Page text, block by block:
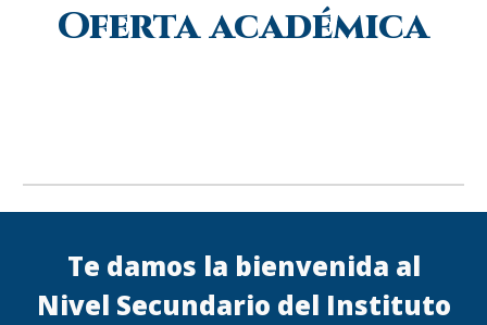
Oferta académica
Te damos la bienvenida al
Nivel Secundario del Instituto